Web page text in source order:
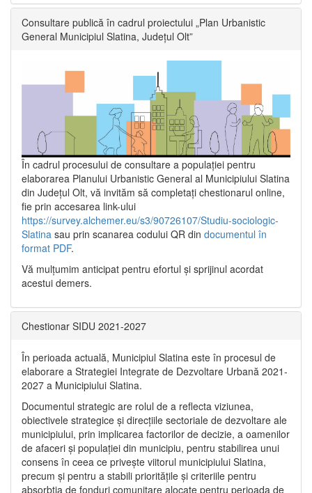
Consultare publică în cadrul proiectului „Plan Urbanistic
General Municipiul Slatina, Județul Olt”
În cadrul procesului de consultare a populaţiei pentru
elaborarea Planului Urbanistic General al Municipiului Slatina
din Județul Olt, vă invităm să completați chestionarul online,
fie prin accesarea link-ului
https://survey.alchemer.eu/s3/90726107/Studiu-sociologic-
Slatina sau prin scanarea codului QR din documentul în
format PDF.
Vă mulţumim anticipat pentru efortul şi sprijinul acordat
acestui demers.
Chestionar SIDU 2021-2027
În perioada actuală, Municipiul Slatina este în procesul de
elaborare a Strategiei Integrate de Dezvoltare Urbană 2021‐
2027 a Municipiului Slatina.
Documentul strategic are rolul de a reflecta viziunea,
obiectivele strategice și direcțiile sectoriale de dezvoltare ale
municipiului, prin implicarea factorilor de decizie, a oamenilor
de afaceri și populației din municipiu, pentru stabilirea unui
consens în ceea ce privește viitorul municipiului Slatina,
precum și pentru a stabili prioritățile și criteriile pentru
absorbția de fonduri comunitare alocate pentru perioada de